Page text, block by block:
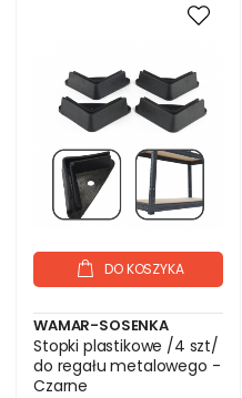
DO KOSZYKA
WAMAR-SOSENKA
Stopki plastikowe /4 szt/
do regału metalowego -
Czarne